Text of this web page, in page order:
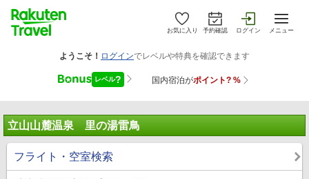
お気に入り 予約確認 ログイン メニュー
立山山麓温泉 里の湯雷鳥
フライト・空室検索